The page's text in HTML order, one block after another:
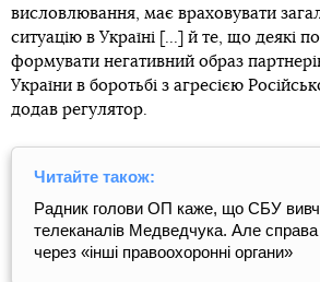
висловлювання, має враховувати
ситуацію в Україні [...] й те, що деякі
формувати негативний образ
України в боротьбі з агресією
додав регулятор.
Читайте також:
Радник голови ОП каже, що СБУ
телеканалів Медведчука. Але
через «інші правоохоронні органи»